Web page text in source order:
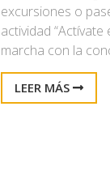
excursiones o
actividad “Actívate
marcha con la
LEER MÁS